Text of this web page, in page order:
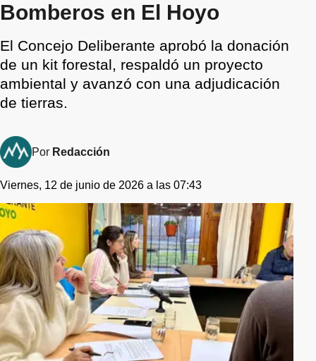
Bomberos en El Hoyo
El Concejo Deliberante aprobó la donación
de un kit forestal, respaldó un proyecto
ambiental y avanzó con una adjudicación
de tierras.
Por Redacción
Viernes, 12 de junio de 2026 a las 07:43